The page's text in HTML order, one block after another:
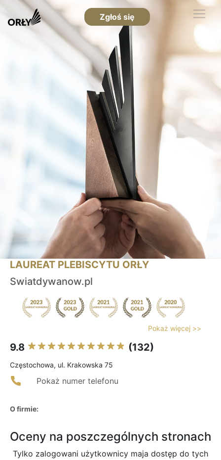
Zgłoś się
LAUREAT PLEBISCYTU ORŁY
Swiatdywanow.pl
Pokaż więcej >>
9.8 (132)
Częstochowa, ul. Krakowska 75
Pokaż numer telefonu
O firmie:
Oceny na poszczególnych stronach
Tylko zalogowani użytkownicy maja dostęp do tych